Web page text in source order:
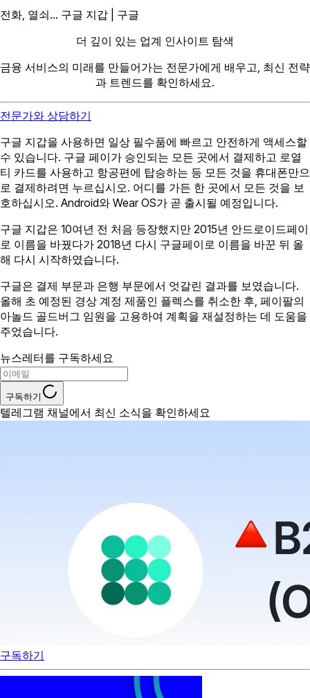
전화, 열쇠… 구글 지갑 | 구글
더 깊이 있는 업계 인사이트 탐색
금융 서비스의 미래를 만들어가는 전문가에게 배우고, 최신 전략
과 트렌드를 확인하세요.
전문가와 상담하기
구글 지갑을 사용하면 일상 필수품에 빠르고 안전하게 액세스할
수 있습니다. 구글 페이가 승인되는 모든 곳에서 결제하고 로열
티 카드를 사용하고 항공편에 탑승하는 등 모든 것을 휴대폰만으
로 결제하려면 누르십시오. 어디를 가든 한 곳에서 모든 것을 보
호하십시오. Android와 Wear OS가 곧 출시될 예정입니다.
구글 지갑은 10여년 전 처음 등장했지만 2015년 안드로이드페이
로 이름을 바꿨다가 2018년 다시 구글페이로 이름을 바꾼 뒤 올
해 다시 시작하였습니다.
구글은 결제 부문과 은행 부문에서 엇갈린 결과를 보였습니다.
올해 초 예정된 경상 계정 제품인 플렉스를 취소한 후, 페이팔의
아놀드 골드버그 임원을 고용하여 계획을 재설정하는 데 도움을
주었습니다.
뉴스레터를 구독하세요
구독하기
텔레그램 채널에서 최신 소식을 확인하세요
구독하기